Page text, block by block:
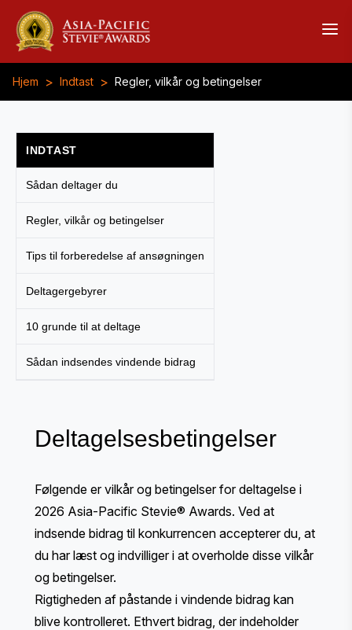
Hjem > Indtast > Regler, vilkår og betingelser
INDTAST
Sådan deltager du
Regler, vilkår og betingelser
Tips til forberedelse af ansøgningen
Deltagergebyrer
10 grunde til at deltage
Sådan indsendes vindende bidrag
Deltagelsesbetingelser
Følgende er vilkår og betingelser for deltagelse i
2026 Asia-Pacific Stevie® Awards. Ved at
indsende bidrag til konkurrencen accepterer du, at
du har læst og indvilliger i at overholde disse vilkår
og betingelser.
Rigtigheden af påstande i vindende bidrag kan
blive kontrolleret. Ethvert bidrag, der indeholder